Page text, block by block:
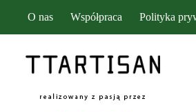
O nas Współpraca Polityka